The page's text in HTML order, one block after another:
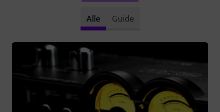
Alle Guide